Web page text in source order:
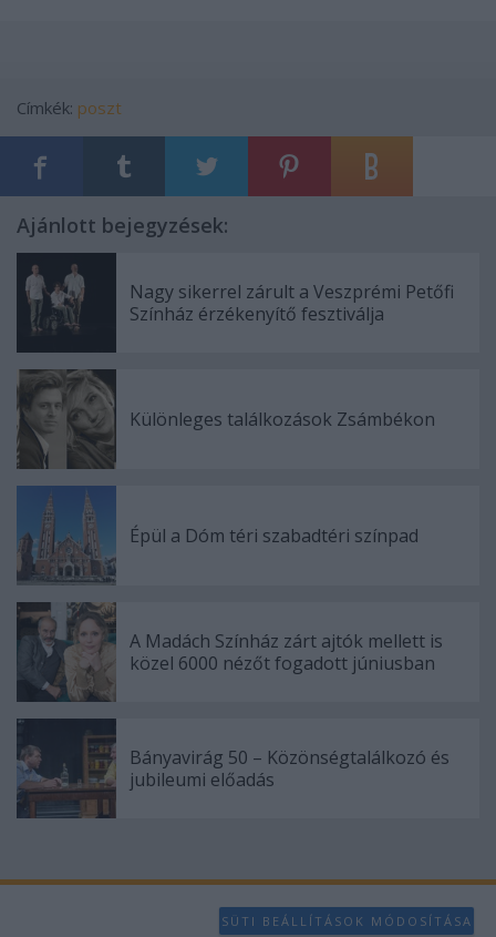
Címkék: poszt
Ajánlott bejegyzések:
Nagy sikerrel zárult a Veszprémi Petőfi
Színház érzékenyítő fesztiválja
Különleges találkozások Zsámbékon
Épül a Dóm téri szabadtéri színpad
A Madách Színház zárt ajtók mellett is
közel 6000 nézőt fogadott júniusban
Bányavirág 50 – Közönségtalálkozó és
jubileumi előadás
SÜTI BEÁLLÍTÁSOK MÓDOSÍTÁSA